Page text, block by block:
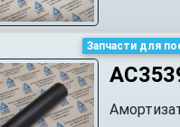
Запчасти для